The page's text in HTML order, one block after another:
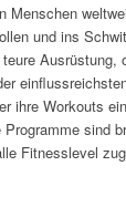
Menschen
und ins
Ausrüstung,
ihre Workouts
sind
Fitnesslevel